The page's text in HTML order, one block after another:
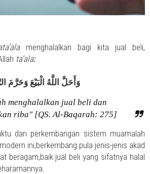
menghalalkan bagi kita jual beli,
ta’ala:
وَأَحَلَّ اللَّهُ الْبَيْعَ وَحَرَّمَ الرِّبَا
menghalalkan jual beli dan
riba" [QS. Al-Baqarah: 275]
dan perkembangan sistem muamalah
ini,berkembang pula jenis-jenis akad
beragam,baik jual beli yang sifatnya halal